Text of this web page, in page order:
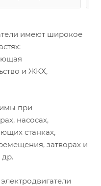
имеют широкое
и ЖКХ,
при
насосах,
станках,
затворах и
др.